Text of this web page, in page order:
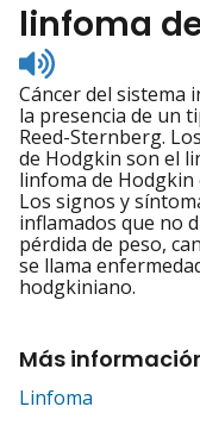
linfoma
Listen
to
pronunciation
Cáncer del sistema
la presencia de un
Reed-Sternberg.
de Hodgkin son el
linfoma de
Los signos y
inflamados que no
pérdida de peso,
se llama
hodgkiniano.
Más
Linfoma